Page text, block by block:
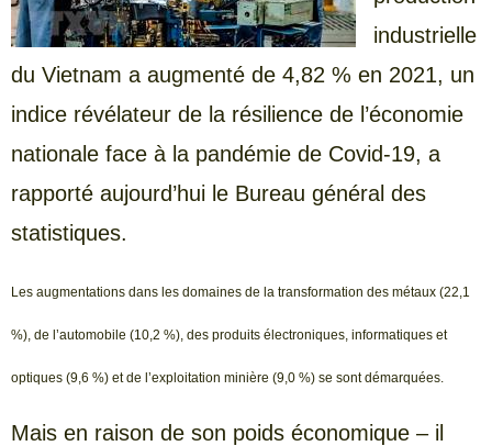
industrielle
du Vietnam a augmenté de 4,82 % en 2021, un
indice révélateur de la résilience de l’économie
nationale face à la pandémie de Covid-19, a
rapporté aujourd’hui le Bureau général des
statistiques.
Les augmentations dans les domaines de la transformation des métaux (22,1
%), de l’automobile (10,2 %), des produits électroniques, informatiques et
optiques (9,6 %) et de l’exploitation minière (9,0 %) se sont démarquées.
Mais en raison de son poids économique – il